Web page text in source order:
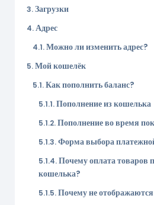
Загрузки
Адрес
Можно ли изменить адрес?
Мой кошелёк
Как пополнить баланс?
Пополнение из кошелька
Пополнение во время
Форма выбора
Почему оплата товаров
кошелька?
Почему не